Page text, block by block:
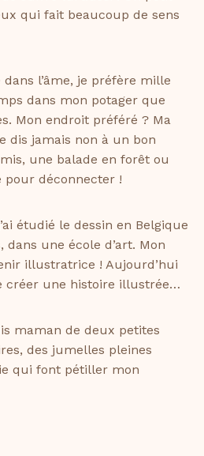
qui fait beaucoup de sens
dans l’âme, je préfère mille
dans mon potager que
Mon endroit préféré ? Ma
dis jamais non à un bon
une balade en forêt ou
déconnecter !
étudié le dessin en Belgique
dans une école d’art. Mon
illustratrice ! Aujourd’hui
créer une histoire illustrée…
maman de deux petites
des jumelles pleines
qui font pétiller mon